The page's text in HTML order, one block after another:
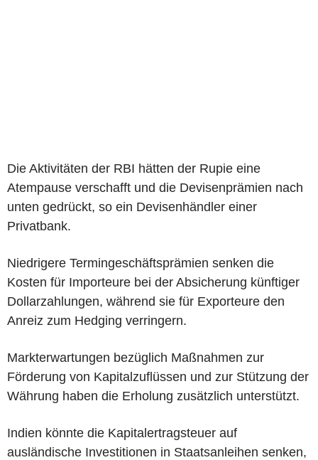
Die Aktivitäten der RBI hätten der Rupie eine
Atempause verschafft und die Devisenprämien nach
unten gedrückt, so ein Devisenhändler einer
Privatbank.
Niedrigere Termingeschäftsprämien senken die
Kosten für Importeure bei der Absicherung künftiger
Dollarzahlungen, während sie für Exporteure den
Anreiz zum Hedging verringern.
Markterwartungen bezüglich Maßnahmen zur
Förderung von Kapitalzuflüssen und zur Stützung der
Währung haben die Erholung zusätzlich unterstützt.
Indien könnte die Kapitalertragsteuer auf
ausländische Investitionen in Staatsanleihen senken,